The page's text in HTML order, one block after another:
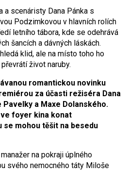
a scenáristy Dana Pánka s
Podzimkovou v hlavních rolích
letního tábora, kde se odehrává
šancích a dávných láskách.
klid, ale na místo toho ho
život naruby.
romantickou novinku
za účasti režiséra Dana
Pavelky a Maxe Dolanského.
foyer kina konat
se mohou těšit na besedu
na pokraji úplného
svého nemocného táty Miloše